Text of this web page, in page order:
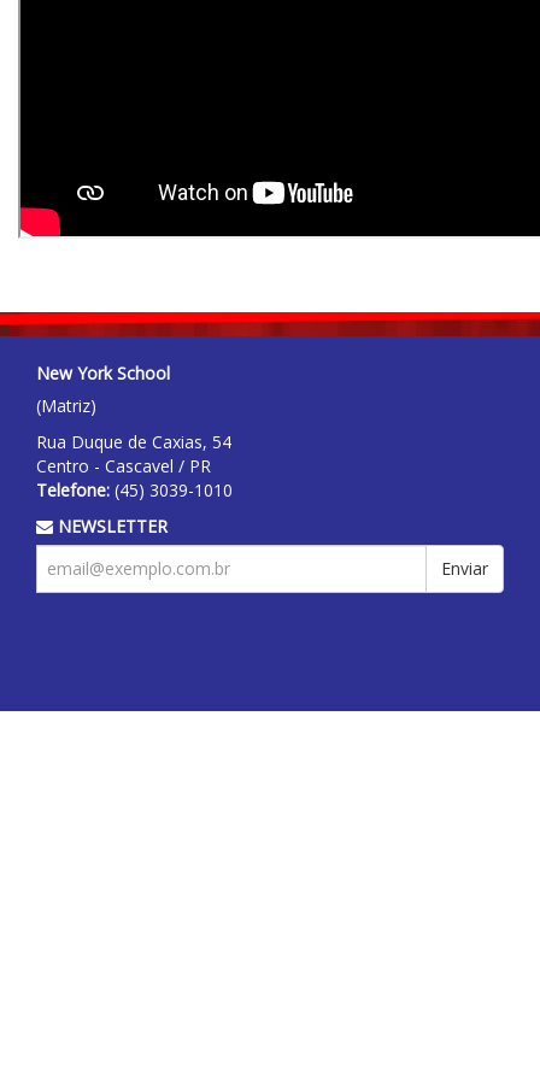
New York School
(Matriz)
Rua Duque de Caxias, 54
Centro - Cascavel / PR
Telefone: (45) 3039-1010
NEWSLETTER
Enviar